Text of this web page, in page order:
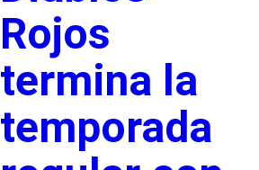
Rojos
termina la
temporada